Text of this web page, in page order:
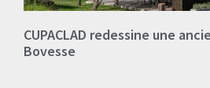
CUPACLAD redessine une
Bovesse